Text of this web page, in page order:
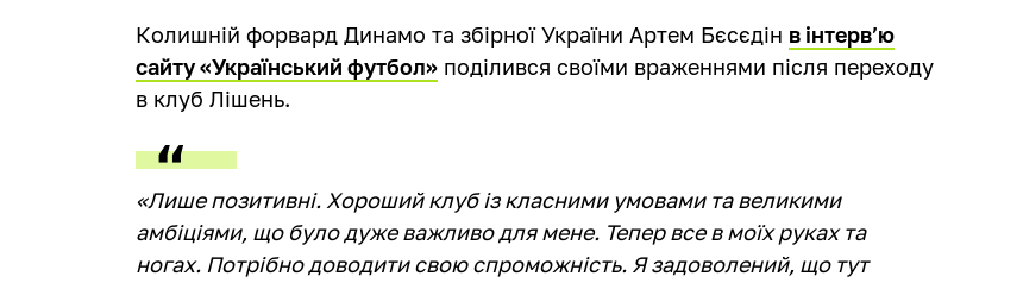
Колишній форвард Динамо та збірної України Артем Бєсєдін в інтерв’ю
сайту «Український футбол» поділився своїми враженнями після переходу
в клуб Лішень.
«Лише позитивні. Хороший клуб із класними умовами та великими
амбіціями, що було дуже важливо для мене. Тепер все в моїх руках та
ногах. Потрібно доводити свою спроможність. Я задоволений, що тут